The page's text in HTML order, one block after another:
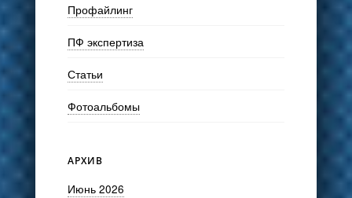
Профайлинг
ПФ экспертиза
Статьи
Фотоальбомы
АРХИВ
Июнь 2026